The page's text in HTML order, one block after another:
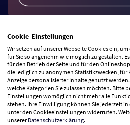
Vertrag widerrufen
Zahlungsarten
Wir versenden mit
Cookie-Einstellungen
Wir setzen auf unserer Webseite Cookies ein,
für Sie so angenehm wie möglich zu gestalten.
für den Betrieb der Seite und für den
die lediglich zu anonymen Statistikzwecken,
Anzeige personalisierter Inhalte genutzt
welche Kategorien Sie zulassen möchten. Bitte
Einstellungen womöglich nicht mehr alle
stehen. Ihre Einwilligung können Sie jederzeit
unter den Cookieeinstellungen widerrufen.
unsererDatenschutzerklärung.